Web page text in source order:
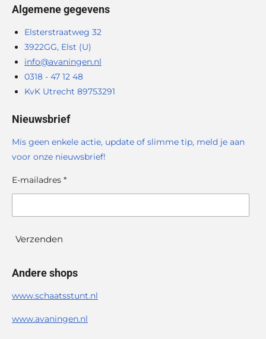
Algemene gegevens
Elsterstraatweg 32
3922GG, Elst (U)
info@avaningen.nl
0318 - 47 12 48
KvK Utrecht 89753291
Nieuwsbrief
Mis geen enkele actie, update of slimme tip, meld je aan
voor onze nieuwsbrief!
E-mailadres *
Verzenden
Andere shops
www.schaatsstunt.nl
www.avaningen.nl